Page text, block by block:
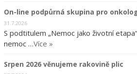
On-line podpůrná skupina pro
31.7.2026
S podtitulem „Nemoc jako životní
nemoc …Více »
Srpen 2026 věnujeme rakovině plic